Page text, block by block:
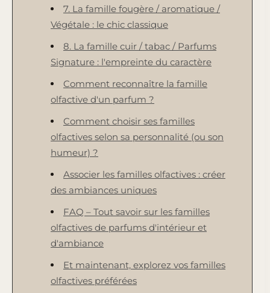
7. La famille fougère / aromatique /
Végétale : le chic classique
8. La famille cuir / tabac / Parfums
Signature : l'empreinte du caractère
Comment reconnaître la famille
olfactive d'un parfum ?
Comment choisir ses familles
olfactives selon sa personnalité (ou son
humeur) ?
Associer les familles olfactives : créer
des ambiances uniques
FAQ – Tout savoir sur les familles
olfactives de parfums d'intérieur et
d'ambiance
Et maintenant, explorez vos familles
olfactives préférées